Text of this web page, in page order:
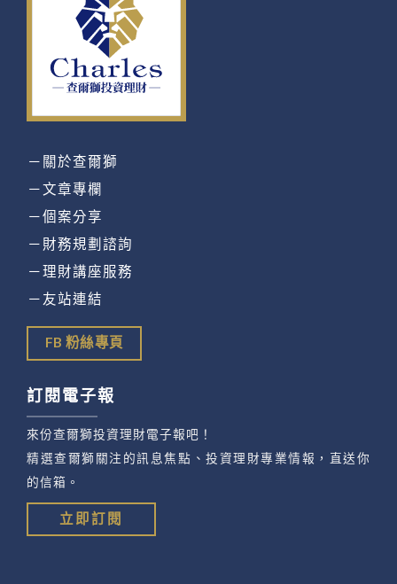
－關於查爾獅
－文章專欄
－個案分享
－財務規劃諮詢
－理財講座服務
－友站連結
FB 粉絲專頁
訂閱電子報
來份查爾獅投資理財電子報吧！
精選查爾獅關注的訊息焦點、投資理財專業情報，直送你
的信箱。
立即訂閱